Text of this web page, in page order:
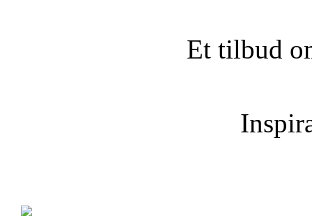
Et tilbud